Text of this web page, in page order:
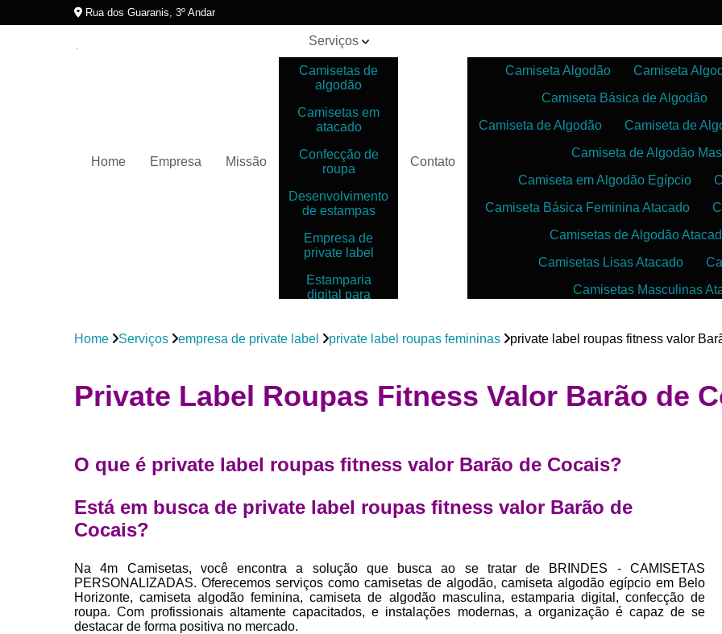
Rua dos Guaranis, 3º Andar
Home Empresa Missão
Serviços
Camisetas de
algodão
Camisetas em
atacado
Confecção de
roupa
Desenvolvimento
de estampas
Empresa de
private label
Estamparia
digital para
Estamparias
camiseta
para roupas
Sublimação
Contato
Camiseta Algodão Camiseta
Camiseta Básica de Algodão
Camiseta de Algodão
Camiseta de
Camiseta de Algodão
Camiseta em Algodão Egípcio
Camiseta Básica Feminina Atacado
Camisetas de Algodão
Camisetas Lisas Atacado
Camisetas Masculinas
Camisetas para Sublimação
Confecção de Roupas
Desenvolvimento de Coleção de
Desenvolvimento de Estampa Exclusiva
Desenvolvimento
Desenvolvimento de
Desenvolvimento de
Home Serviços empresa de private label private label roupas femininas private label roupas fitness valor
Private Label Roupas Fitness Valor Barão de
O que é private label roupas fitness valor Barão de Cocais?
Está em busca de private label roupas fitness valor Barão de
Cocais?
Na 4m Camisetas, você encontra a solução que busca ao se tratar de BRINDES - CAMISETAS
PERSONALIZADAS. Oferecemos serviços como camisetas de algodão, camiseta algodão egípcio em Belo
Horizonte, camiseta algodão feminina, camiseta de algodão masculina, estamparia digital, confecção de
roupa. Com profissionais altamente capacitados, e instalações modernas, a organização é capaz de se
destacar de forma positiva no mercado.